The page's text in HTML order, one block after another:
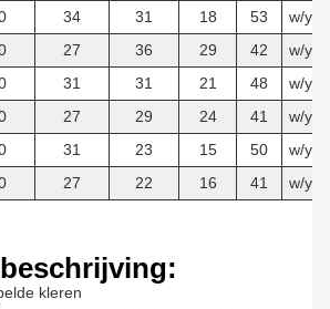
34 31 18 53 w/y
27 36 29 42 w/y
31 31 21 48 w/y
27 29 24 41 w/y
31 23 15 50 w/y
27 22 16 41 w/y
kleren